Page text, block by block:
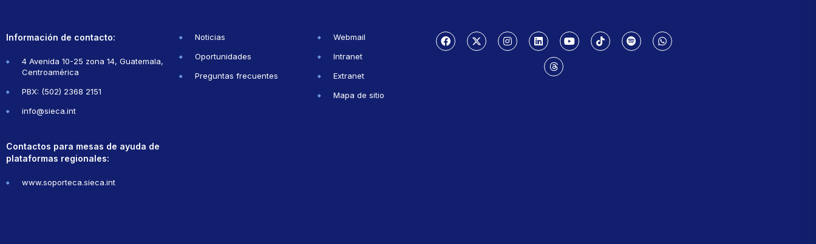
Información de contacto:
4 Avenida 10-25 zona 14, Guatemala,
Centroamérica
PBX: (502) 2368 2151
info@sieca.int
Contactos para mesas de ayuda de
plataformas regionales:
www.soporteca.sieca.int
Noticias
Oportunidades
Preguntas frecuentes
Webmail
Intranet
Extranet
Mapa de sitio